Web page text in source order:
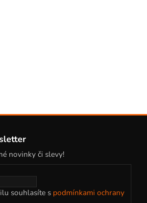
novinky či slevy!
souhlasíte s podmínkami ochrany